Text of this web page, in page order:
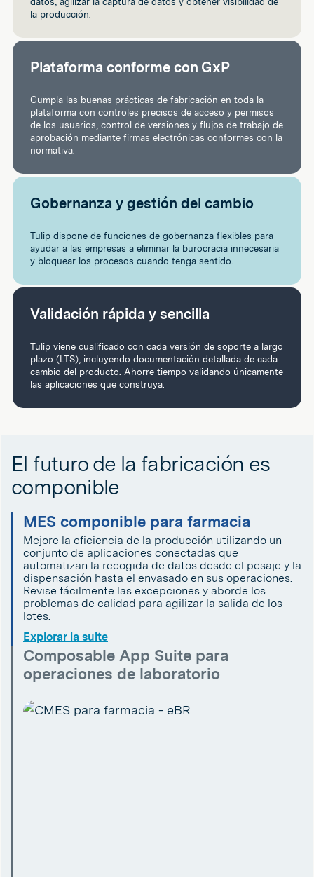
la producción.
Plataforma conforme con GxP
Cumpla las buenas prácticas de fabricación en toda la
plataforma con controles precisos de acceso y permisos
de los usuarios, control de versiones y flujos de trabajo de
aprobación mediante firmas electrónicas conformes con la
normativa.
Gobernanza y gestión del cambio
Tulip dispone de funciones de gobernanza flexibles para
ayudar a las empresas a eliminar la burocracia innecesaria
y bloquear los procesos cuando tenga sentido.
Validación rápida y sencilla
Tulip viene cualificado con cada versión de soporte a largo
plazo (LTS), incluyendo documentación detallada de cada
cambio del producto. Ahorre tiempo validando únicamente
las aplicaciones que construya.
El futuro de la fabricación es
componible
MES componible para farmacia
Mejore la eficiencia de la producción utilizando un
conjunto de aplicaciones conectadas que
automatizan la recogida de datos desde el pesaje y la
dispensación hasta el envasado en sus operaciones.
Revise fácilmente las excepciones y aborde los
problemas de calidad para agilizar la salida de los
lotes.
Explorar la suite
Composable App Suite para
operaciones de laboratorio